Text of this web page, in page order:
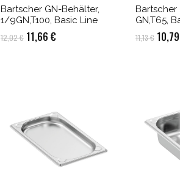
Bartscher GN-Behälter,
1/9GN,T100, Basic Line
12,02€ Ursprünglicher
11,66 €Aktueller
Bartscher
GN,T65,
11,13€ 10,79